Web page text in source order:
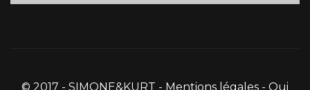
© 2017 - SIMONE&KURT - Mentions légales - Qui